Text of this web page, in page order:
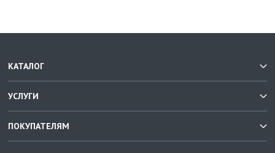
КАТАЛОГ
УСЛУГИ
ПОКУПАТЕЛЯМ